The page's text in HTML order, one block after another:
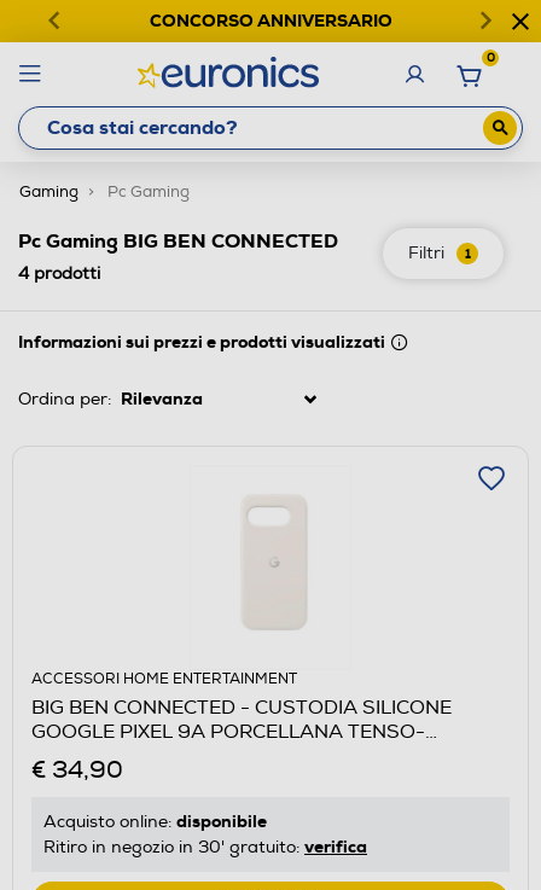
CONCORSO ANNIVERSARIO
0
Gaming Pc Gaming
Filtri 1
Pc Gaming BIG BEN CONNECTED
4prodotti
Informazioni sui prezzi e prodotti visualizzati
Ordina per:
ACCESSORI HOME ENTERTAINMENT
BIG BEN CONNECTED - CUSTODIA SILICONE
GOOGLE PIXEL 9A PORCELLANA TENSO-
Porcellana
€ 34,90
Acquisto online: disponibile
Ritiro in negozio in 30' gratuito: verifica